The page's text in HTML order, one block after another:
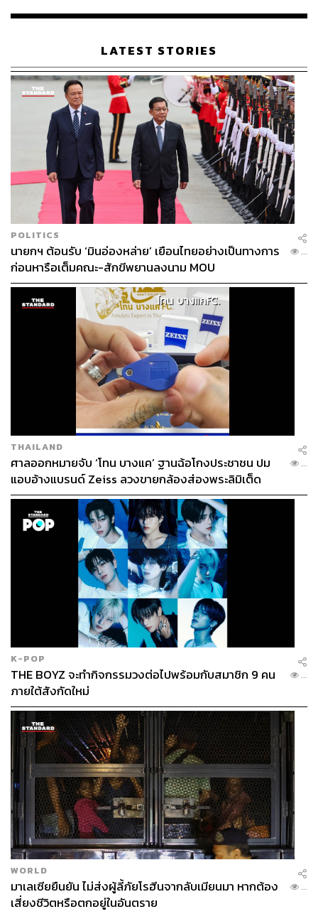
ยาวนานและมุ่งมั่นที่จะปรับตัวให้เข้ากับภูมิทัศน์ทางธุรกิจที่
เปลี่ยนแปลง ความไว้วางใจอย่างลึกซึ้งระหว่างสององค์กรจึง
เกิดขึ้น
วาตารุ สึโนดะ ผู้จัดการแผนกธุรกิจต่างประเทศ ฝ่ายธุรกิจ
ต่างประเทศ บริษัท Sangetsu Corporation กล่าวว่า “บริษัท
กำลังมุ่งขยายธุรกิจไปทั่วโลก การใช้ข้อมูลอย่างมี
ประสิทธิภาพเพื่อบริหารจัดการจึงเป็นสิ่งสำคัญ รู้สึกภูมิใจที่
ได้ร่วมมือกับ FUJIFILM Business Innovation และหวังจะค้น
พบโซลูชันที่สร้างสรรค์มากยิ่งขึ้นร่วมกันในอนาคต”
ยกระดับคุณภาพการทำงานได้อย่างรวดเร็วและมี
ประสิทธิภาพ
โทโมโกะ ฮิโนอูเอะ ผู้จัดการฝ่ายธุรกิจต่างประเทศและ
หัวหน้าทีมปฏิบัติการในพื้นที่ แสดงความคิดเห็นเกี่ยวกับ
เรือนไทยที่ถูกซุกไว้
LATEST STORIES
POLITICS
นายกฯ ต้อนรับ ‘มินอ่องหล่าย’ เยือนไทยอย่างเป็นทางการ
ก่อนหารือเต็มคณะ-สักขีพยานลงนาม MOU
...
THAILAND
ศาลออกหมายจับ ‘โทน บางแค’ ฐานฉ้อโกงประชาชน ปม
แอบอ้างแบรนด์ Zeiss ลวงขายกล้องส่องพระลิมิเต็ด
...
K-POP
THE BOYZ จะทำกิจกรรมวงต่อไปพร้อมกับสมาชิก 9 คน
ภายใต้สังกัดใหม่
...
WORLD
มาเลเซียยืนยัน ไม่ส่งผู้ลี้ภัยโรฮีนจากลับเมียนมา หากต้อง
เสี่ยงชีวิตหรือตกอยู่ในอันตราย
...